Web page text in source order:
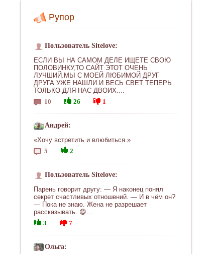
Рупор
Пользователь Sitelove:
ЕСЛИ ВЫ НА САМОМ ДЕЛЕ ИЩЕТЕ СВОЮ
ПОЛОВИНКУ,ТО САЙТ ЭТОТ ОЧЕНЬ
ЛУЧШИЙ.МЫ С МОЕЙ ЛЮБИМОЙ ДРУГ
ДРУГА УЖЕ НАШЛИ.И ВЕСЬ СВЕТ ТЕПЕРЬ
ТОЛЬКО ДЛЯ НАС ДВОИХ....
10
26 1
Андрей:
«Хочу встретить и влюбиться.»
5
2
Пользователь Sitelove:
Парень говорит другу: — Я наконец понял
секрет счастливых отношений. — И в чём он?
— Пока не знаю. Жена не разрешает
рассказывать. 😄...
3
7
Ольга: